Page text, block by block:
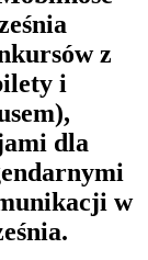
z
i
dla
w